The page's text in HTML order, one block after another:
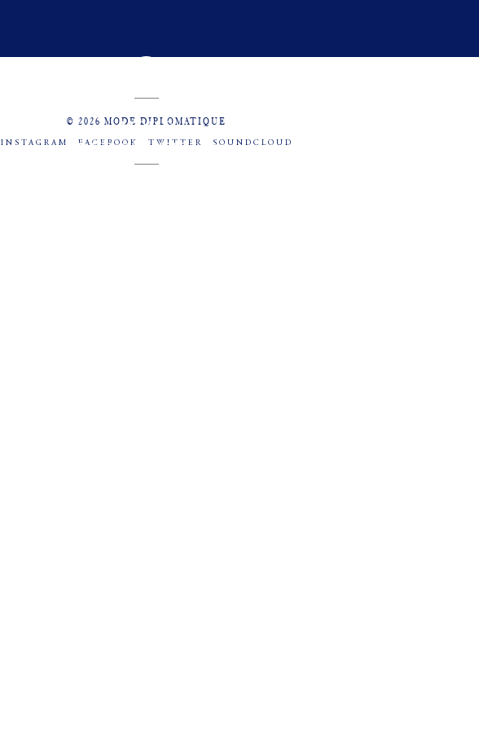
© 2026 MODE DIPLOMATIQUE
INSTAGRAM FACEBOOK TWITTER SOUNDCLOUD